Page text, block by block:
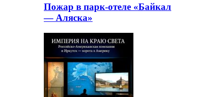
Пожар в парк-отеле «Байкал
— Аляска»